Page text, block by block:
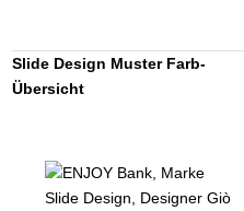
Slide Design Muster Farb-
Übersicht